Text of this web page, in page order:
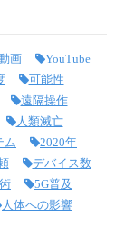
画
YouTube
可能性
遠隔操作
人類滅亡
ム
2020年
デバイス数
5G普及
人体への影響